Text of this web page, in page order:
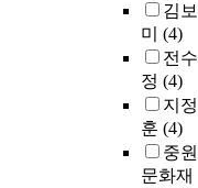
김보
미 (4)
전수
정 (4)
지정
훈 (4)
중원
문화재